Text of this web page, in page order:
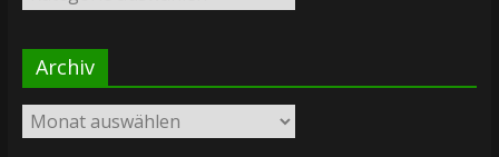
Archiv
Archiv